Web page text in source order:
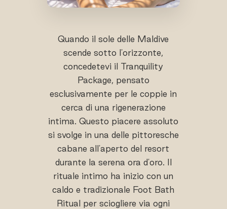
Quando il sole delle Maldive
scende sotto l'orizzonte,
concedetevi il Tranquility
Package, pensato
esclusivamente per le coppie in
cerca di una rigenerazione
intima. Questo piacere assoluto
si svolge in una delle pittoresche
cabane all'aperto del resort
durante la serena ora d'oro. Il
rituale intimo ha inizio con un
caldo e tradizionale Foot Bath
Ritual per sciogliere via ogni